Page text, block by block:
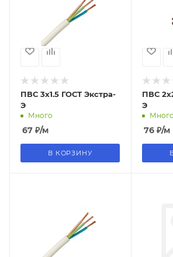
ПВС 3х1.5 ГОСТ Экстра-
Э
Много
67 ₽/м
В КОРЗИНУ
ПВС
Э
Много
76₽/м